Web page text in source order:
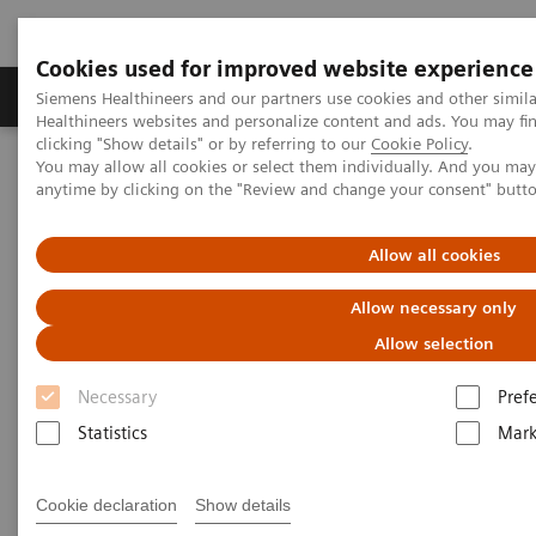
Cookies used for improved website experience
Siemens Healthineers and our partners use cookies and other
Healthineers websites and personalize content and ads. You may
clicking "Show details" or by referring to our Cookie Policy.
You may allow all cookies or select them individually. And you
anytime by clicking on the "Review and change your consent"
Allow all cookies
Allow necessary only
Allow selection
Necessary
Statistics
Cookie declaration Show details
Produkter og løsninger Support og
Hjem Services
IT Standards
IHE - Integrating the Healthcare Enterprise
IHE - RIS